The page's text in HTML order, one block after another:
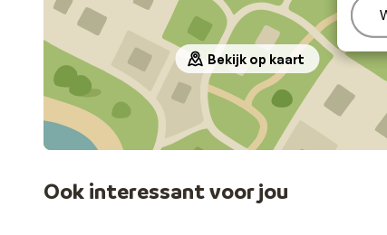
Bekijk op kaart
Ook interessant voor jou